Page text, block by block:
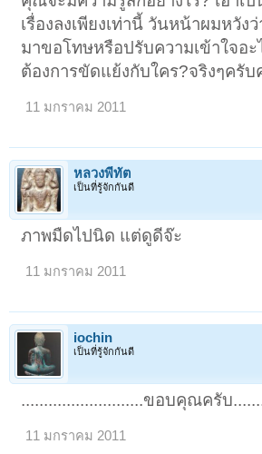
เรื่องลงเพียงเท่านี้ วันหน้าผมหวัง
มาขอโทษหรือปรับความเข้าใจอ
ต้องการขัดแย้งกับใคร?จริงๆครั
11 มกราคม 2011
หลวงพี่ทัต
เป็นที่รู้จักกันดี
ภาพมืดไปนิด แต่ดูดีจ๊ะ
11 มกราคม 2011
iochin
เป็นที่รู้จักกันดี
...........................ขอบคุณครับ
11 มกราคม 2011